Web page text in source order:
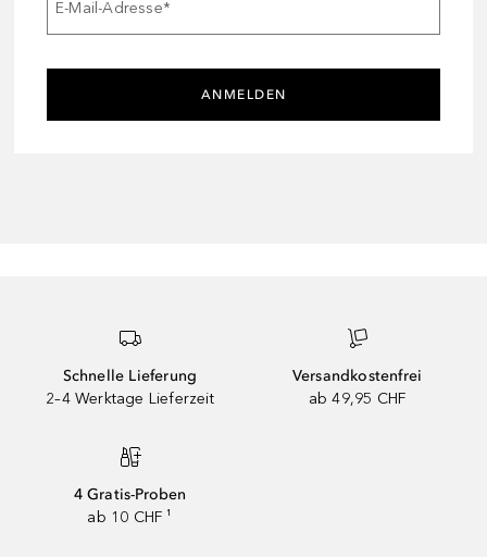
E-Mail-Adresse*
ANMELDEN
Schnelle Lieferung
2–4 Werktage Lieferzeit
Versandkostenfrei
ab 49,95 CHF
4 Gratis-Proben
ab 10 CHF ¹